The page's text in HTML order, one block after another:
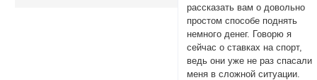
рассказать вам о довольно
простом способе поднять
немного денег. Говорю я
сейчас о ставках на спорт,
ведь они уже не раз спасали
меня в сложной ситуации.